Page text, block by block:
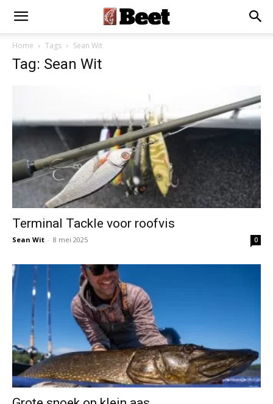
Home Tags Sean Wit
Tag: Sean Wit
Terminal Tackle voor roofvis
Sean Wit - 8 mei 2025 0
Installeren